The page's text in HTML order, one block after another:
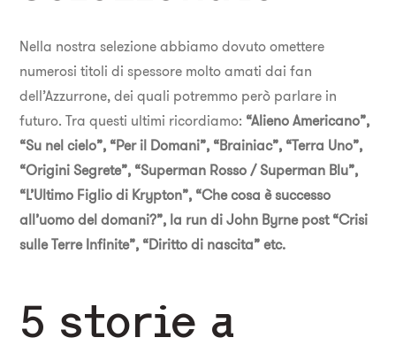
Nella nostra selezione abbiamo dovuto omettere
numerosi titoli di spessore molto amati dai fan
dell’Azzurrone, dei quali potremmo però parlare in
futuro. Tra questi ultimi ricordiamo: “Alieno Americano”,
“Su nel cielo”, “Per il Domani”, “Brainiac”, “Terra Uno”,
“Origini Segrete”, “Superman Rosso / Superman Blu”,
“L’Ultimo Figlio di Krypton”, “Che cosa è successo
all’uomo del domani?”, la run di John Byrne post “Crisi
sulle Terre Infinite”, “Diritto di nascita” etc.
5 storie a